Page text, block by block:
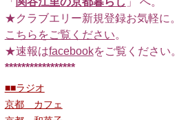
★クラブエリー新規登録お気軽に。
こちらをご覧ください。
★速報はfacebookをご覧ください。
*****************
■■ラジオ
京都 カフェ